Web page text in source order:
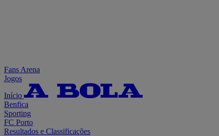
Fans Arena
Jogos
Início
Benfica
Sporting
FC Porto
Resultados e Classificações